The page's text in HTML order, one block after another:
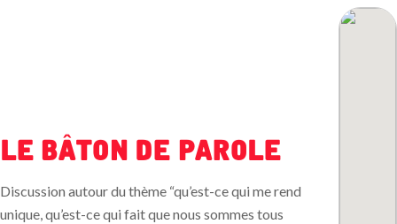
Le bâton de parole
Discussion autour du thème “qu’est-ce qui me rend
unique, qu’est-ce qui fait que nous sommes tous